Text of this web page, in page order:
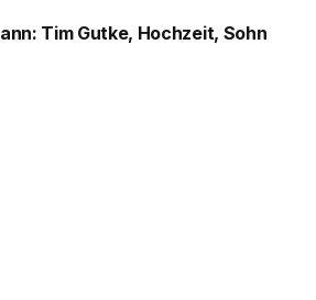
Tim Gutke, Hochzeit, Sohn